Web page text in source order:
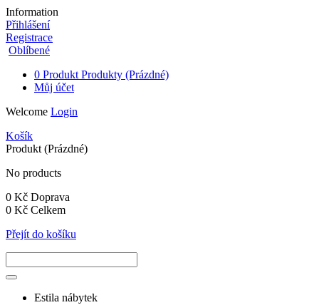
Information
Přihlášení
Registrace
Oblíbené
0 Produkt Produkty (Prázdné)
Můj účet
Welcome Login
Košík
Produkt (Prázdné)
No products
0 Kč Doprava
0 Kč Celkem
Přejít do košíku
Estila nábytek